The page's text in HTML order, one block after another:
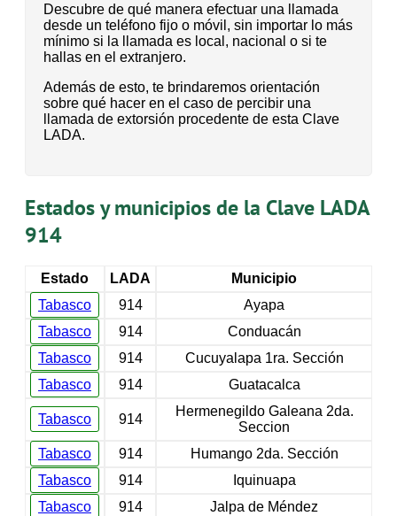
Descubre de qué manera efectuar una llamada
desde un teléfono fijo o móvil, sin importar lo más
mínimo si la llamada es local, nacional o si te
hallas en el extranjero.
Además de esto, te brindaremos orientación
sobre qué hacer en el caso de percibir una
llamada de extorsión procedente de esta Clave
LADA.
Estados y municipios de la Clave LADA
914
Estado LADA
Municipio
Tabasco
914
Ayapa
Tabasco
914
Conduacán
Tabasco
914
Cucuyalapa 1ra. Sección
Tabasco
914 Guatacalca
Tabasco 914
Hermenegildo Galeana 2da.
Seccion
Tabasco
914
Humango 2da. Sección
Tabasco
914
Iquinuapa
Tabasco
914
Jalpa de Méndez